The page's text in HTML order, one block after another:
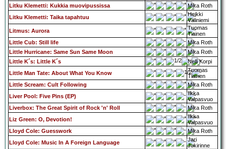
Litku Klemetti: Kukkia muovipussissa
Mika Roth
Litku Klemetti: Taika tapahtuu
Heikki
Väliniemi
Litmus: Aurora
Tuomas
Tiainen
Little Cub: Still life
Mika Roth
Little Hurricane: Same Sun Same Moon
Mika Roth
Little K´s: Little K´s
Nelli Korpi
Little Man Tate: About What You Know
Tuomas
Tiainen
Little Scream: Cult Following
Mika Roth
Liver Pool: Five Pins (EP)
Ilkka
Valpasvuo
Liverbox: The Great Spirit of Rock 'n' Roll
Mika Roth
Liz Green: O, Devotion!
Ilkka
Valpasvuo
Lloyd Cole: Guesswork
Mika Roth
Lloyd Cole: Music In A Foreign Language
Jari
Jokirinne